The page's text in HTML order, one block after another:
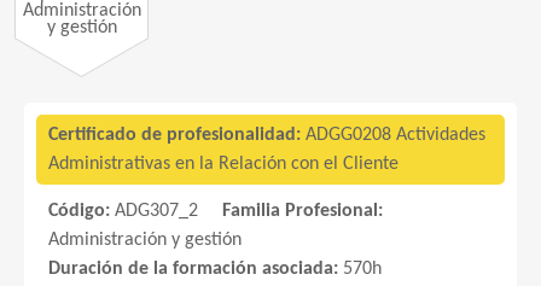
Administración
y gestión
Certificado de profesionalidad: ADGG0208 Actividades
Administrativas en la Relación con el Cliente
Código: ADG307_2
Familia Profesional:
Administración y gestión
Duración de la formación asociada: 570h